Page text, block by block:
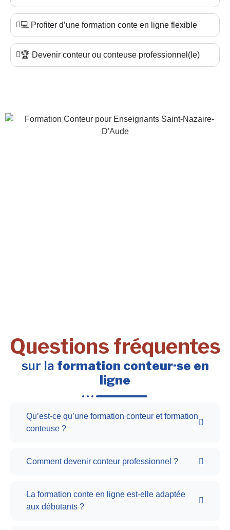
💻 Profiter d’une formation conte en ligne flexible
🏆 Devenir conteur ou conteuse professionnel(le)
Questions fréquentes
sur la formation conteur·se en
ligne
Qu’est-ce qu’une formation conteur et formation
conteuse ?
Comment devenir conteur professionnel ?
La formation conte en ligne est-elle adaptée
aux débutants ?